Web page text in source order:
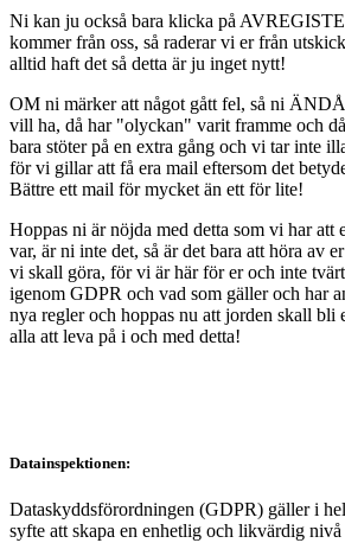
Ni kan ju också bara klicka på
kommer från oss, så raderar vi er från
alltid haft det så detta är ju inget nytt!
OM ni märker att något gått fel, så ni
vill ha, då har "olyckan" varit framme och
bara stöter på en extra gång och vi tar inte
för vi gillar att få era mail eftersom det
Bättre ett mail för mycket än ett för lite!
Hoppas ni är nöjda med detta som vi har att
var, är ni inte det, så är det bara att höra av
vi skall göra, för vi är här för er och inte
igenom GDPR och vad som gäller och har
nya regler och hoppas nu att jorden skall bli
alla att leva på i och med detta!
Datainspektionen:
Dataskyddsförordningen (GDPR) gäller i
syfte att skapa en enhetlig och likvärdig